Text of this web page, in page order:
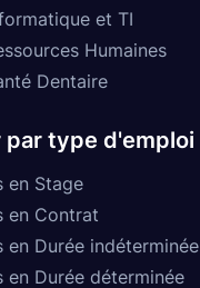
et TI
Humaines
Dentaire
par type d'emploi
en Stage
en Contrat
en Durée indéterminée
en Durée déterminée